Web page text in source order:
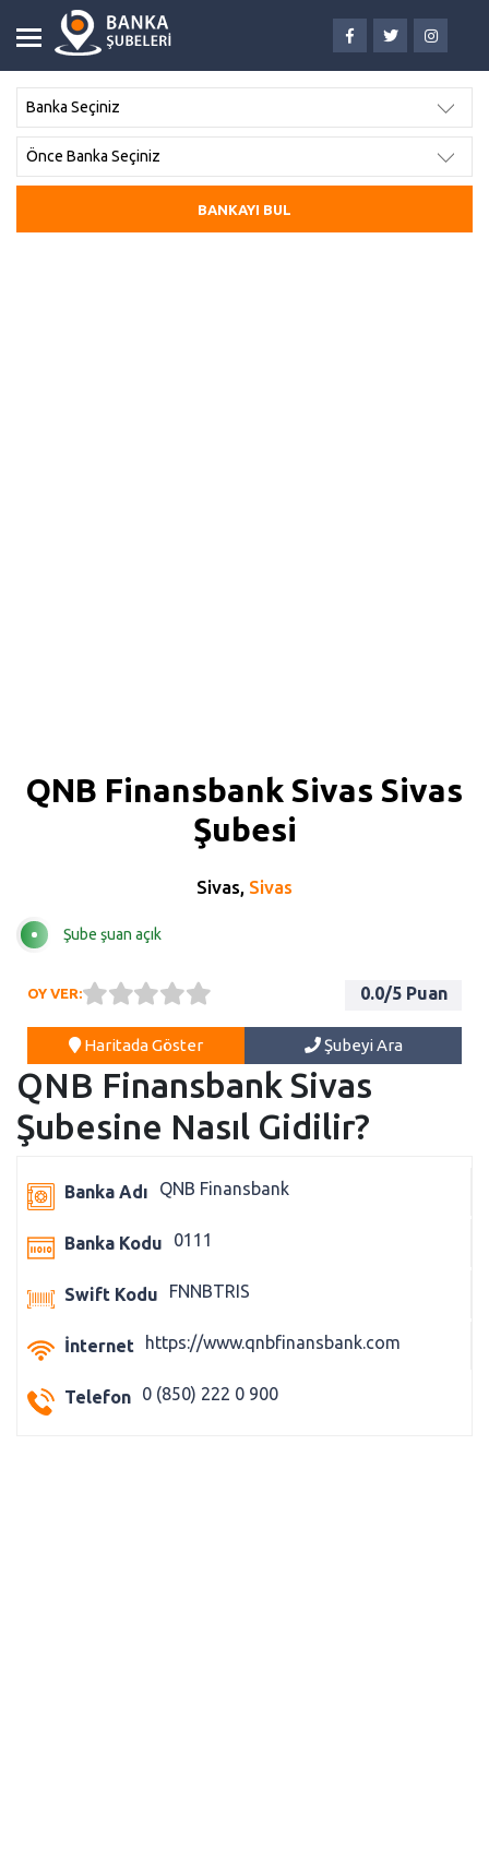
QNB Finansbank Sivas Sivas
Şubesi
Sivas, Sivas
Şube şuan açık
OY VER: 0.0/5 Puan
Haritada Göster Şubeyi Ara
QNB Finansbank Sivas
Şubesine Nasıl Gidilir?
Banka Adı QNB Finansbank
Banka Kodu 0111
Swift Kodu FNNBTRIS
İnternet https://www.qnbfinansbank.com
Telefon 0 (850) 222 0 900